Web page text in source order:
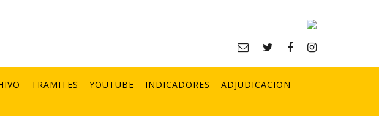
TRAMITES YOUTUBE INDICADORES ADJUDICACION